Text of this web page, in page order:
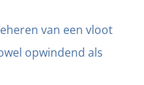
van een vloot
opwindend als